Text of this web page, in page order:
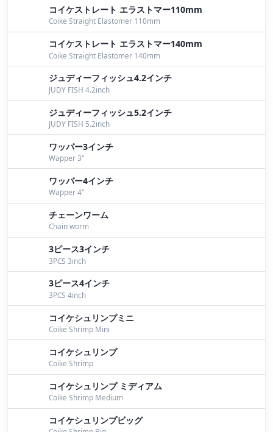
８月２７日桧原湖ガイドby Bomber
なすびイベント by Bomber
HIDEUP動画in桧原湖by Bomber
桧原湖動画撮影by Bomber
大荒れの研修会by Yokoyama
6月16日17日釣行by Yokoyama
カサゴ釣れてますよー！
スタッガーワイドツインテール2.2を使ったエビパター
ンのカラーチョイス！by Itayama
1月13日亀山ダムガイド！寒波で冷え込み渋めな状
by Itayama
1月12日亀山ダム。真冬の亀山ダムは面白い！！
Itayama
12月29日亀山ダム。釣り納めガイド！by Itayama
今シーズン桧原湖で活躍したハイドアップルアー達
Bomber
１１月６日今シーズン最後の桧原湖ガイドby
Bomber
１１月４日桧原湖ガイドby Bomber
コイケストレート エラストマー110mm
Coike Straight Elastomer 110mm
コイケストレート エラストマー140mm
Coike Straight Elastomer 140mm
ジュディーフィッシュ4.2インチ
JUDY FISH 4.2inch
ジュディーフィッシュ5.2インチ
JUDY FISH 5.2inch
ワッパー3インチ
Wapper 3"
ワッパー4インチ
Wapper 4"
チェーンワーム
Chain worm
3ピース3インチ
3PCS 3inch
3ピース4インチ
3PCS 4inch
コイケシュリンプミニ
Coike Shrimp Mini
コイケシュリンプ
Coike Shrimp
コイケシュリンプ ミディアム
Coike Shrimp Medium
コイケシュリンプビッグ